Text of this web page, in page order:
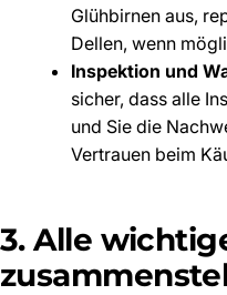
Glühbirnen aus,
Dellen, wenn
Inspektion und
sicher, dass alle
und Sie die
Vertrauen beim
3. Alle